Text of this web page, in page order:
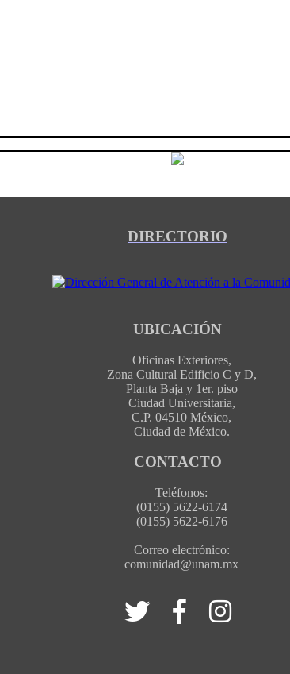
DIRECTORIO
UBICACIÓN
Oficinas Exteriores,
Zona Cultural Edificio C y D,
Planta Baja y 1er. piso
Ciudad Universitaria,
C.P. 04510 México,
Ciudad de México.
CONTACTO
Teléfonos:
(0155) 5622-6174
(0155) 5622-6176
Correo electrónico:
comunidad@unam.mx